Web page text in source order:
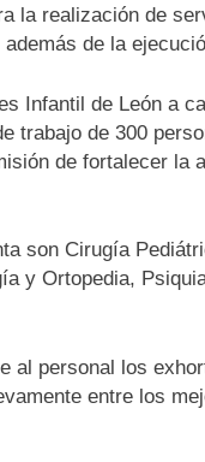
la realización de
de la
Infantil de León a
trabajo de 300
de fortalecer la
son Cirugía
y Ortopedia,
al personal los
entre los